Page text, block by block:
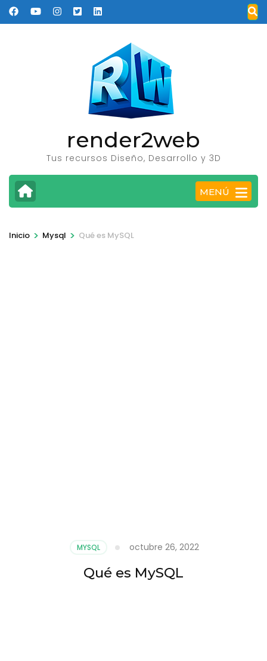
Saltar
al
render2web
Tus recursos Diseño, Desarrollo y 3D
MENÚ
Inicio > Mysql > Qué es MySQL
MYSQL octubre 26, 2022
Qué es MySQL